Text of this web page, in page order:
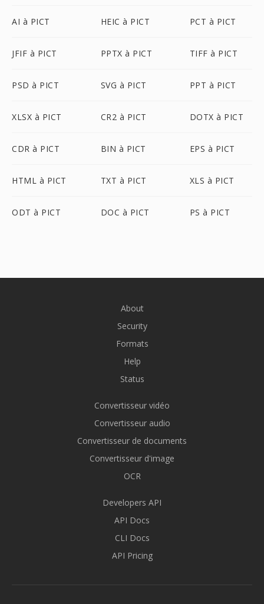
AI à PICT HEIC à PICT PCT à PICT
JFIF à PICT PPTX à PICT TIFF à PICT
PSD à PICT SVG à PICT PPT à PICT
XLSX à PICT CR2 à PICT DOTX à PICT
CDR à PICT BIN à PICT EPS à PICT
HTML à PICT TXT à PICT XLS à PICT
ODT à PICT DOC à PICT PS à PICT
About
Security
Formats
Help
Status
Convertisseur vidéo
Convertisseur audio
Convertisseur de documents
Convertisseur d'image
OCR
Developers API
API Docs
CLI Docs
API Pricing